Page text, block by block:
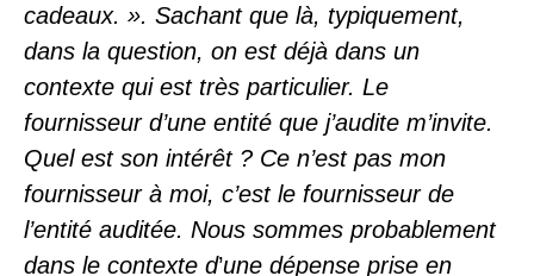
cadeaux. ». Sachant que là, typiquement,
dans la question, on est déjà dans un
contexte qui est très particulier. Le
fournisseur d’une entité que j’audite m’invite.
Quel est son intérêt ? Ce n’est pas mon
fournisseur à moi, c’est le fournisseur de
l’entité auditée. Nous sommes probablement
dans le contexte d’une dépense prise en